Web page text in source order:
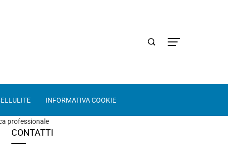
INFORMATIVA COOKIE
professionale
CONTATTI